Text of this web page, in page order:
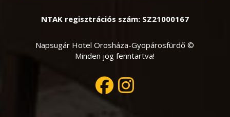
NTAK regisztrációs szám: SZ21000167
Napsugár Hotel Orosháza-Gyopárosfürdő ©
Minden jog fenntartva!